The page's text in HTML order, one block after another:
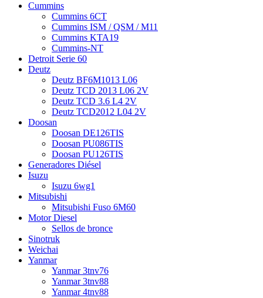
Cummins
Cummins 6CT
Cummins ISM / QSM / M11
Cummins KTA19
Cummins-NT
Detroit Serie 60
Deutz
Deutz BF6M1013 L06
Deutz TCD 2013 L06 2V
Deutz TCD 3.6 L4 2V
Deutz TCD2012 L04 2V
Doosan
Doosan DE126TIS
Doosan PU086TIS
Doosan PU126TIS
Generadores Diésel
Isuzu
Isuzu 6wg1
Mitsubishi
Mitsubishi Fuso 6M60
Motor Diesel
Sellos de bronce
Sinotruk
Weichai
Yanmar
Yanmar 3tnv76
Yanmar 3tnv88
Yanmar 4tnv88